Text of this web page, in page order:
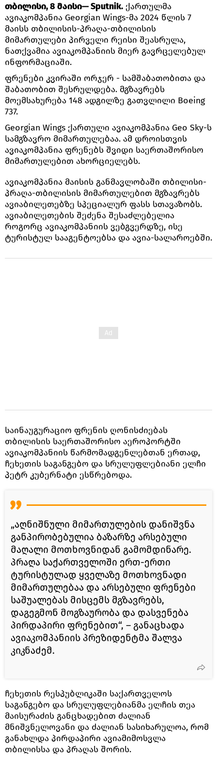
თბილისი, 8 მაისი— Sputnik. ქართულმა
ავიაკომპანია Georgian Wings-მა 2024 წლის 7
მაისს თბილისის-პრაღა-თბილისის
მიმართულები პირველი რეისი შეასრულა,
ნათქვამია ავიაკომპანიის მიერ გავრცელებულ
ინფორმაციაში.
ფრენები კვირაში ორჯერ - სამშაბათობითა და
შაბათობით შესრულდება. მგზავრებს
მოემსახურება 148 ადგილზე გათვლილი Boeing
737.
Georgian Wings ქართული ავიაკომპანია Geo Sky-ს
სამგზავრო მიმართულებაა. ამ დროისთვის
ავიაკომპანია ფრენებს შვიდი საერთაშორისო
მიმართულებით ახორციელებს.
ავიაკომპანია მაისის განმავლობაში თბილისი-
პრაღა-თბილისის მიმართულებით მგზავრებს
ავიაბილეთებზე სპეციალურ ფასს სთავაზობს.
ავიაბილეთების შეძენა შესაძლებელია
როგორც ავიაკომპანიის ვებგვერდზე, ისე
ტურისტულ სააგენტოებსა და ავია-სალაროებში.
საინაუგურაციო ფრენის ღონისძიებას
თბილისის საერთაშორისო აეროპორტში
ავიაკომპანიის წარმომადგენლებთან ერთად,
ჩეხეთის საგანგებო და სრულუფლებიანი ელჩი
პეტრ კუბერნატი ესწრებოდა.
„აღნიშნული მიმართულების დანიშვნა
განპირობებულია ბაზარზე არსებული
მაღალი მოთხოვნიდან გამომდინარე.
პრაღა საქართველოში ერთ-ერთი
ტურისტულად ყველაზე მოთხოვნადი
მიმართულებაა და არსებული ფრენები
საშუალებას მისცემს მგზავრებს,
დაგეგმონ მოგზაურობა და დასვენება
პირდაპირი ფრენებით“, – განაცხადა
ავიაკომპანიის პრეზიდენტმა შალვა
კიკნაძემ.
ჩეხეთის რესპუბლიკაში საქართველოს
საგანგებო და სრულუფლებიანმა ელჩის თეა
მაისურაძის განცხადებით ძალიან
მნიშვნელოვანი და ძალიან სასიხარულოა, რომ
განახლდა პირდაპირი ავიამიმოსვლა
თბილისსა და პრაღას შორის.